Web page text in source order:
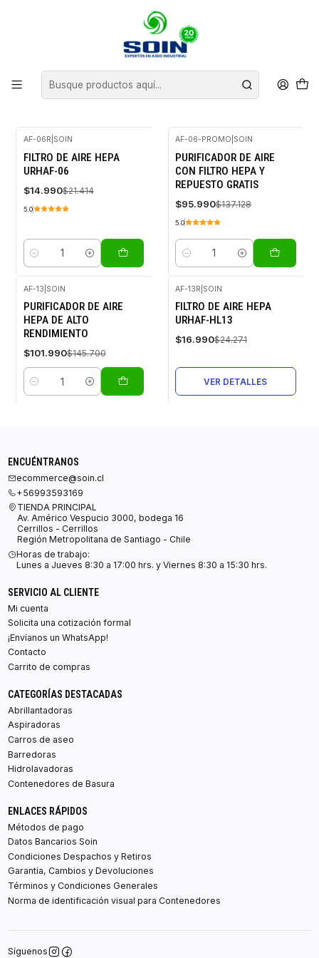
CLIMATIZACION PURIFICADORES DE AIRE
PURIFICADORES DE AIRE
FILTROS
-30%
OFF
AF-06R SOIN
FILTRO DE AIRE HEPA
URHAF-06
$14.990$21.414
5.0
Cantidad
-30%
OFF
AF-06-PROMO SOIN
PURIFICADOR DE AIRE
CON FILTRO HEPA Y
REPUESTO GRATIS
$95.990$137.128
5.0
Cantidad
-30%
OFF
AF-13 SOIN
PURIFICADOR DE AIRE
HEPA DE ALTO
RENDIMIENTO
$101.990$145.700
Cantidad
-30%
OFF
AF-13R SOIN
FILTRO DE AIRE HEPA
URHAF-HL13
$16.990$24.271
VER DETALLES
ENCUÉNTRANOS
ecommerce@soin.cl
+56993593169
TIENDA PRINCIPAL
Av. Américo Vespucio 3000, bodega 16
Cerrillos - Cerrillos
Región Metropolitana de Santiago - Chile
Horas de trabajo:
Lunes a Jueves 8:30 a 17:00 hrs. y Viernes 8:30 a 15:30 hrs.
SERVICIO AL CLIENTE
Mi cuenta
Solicita una cotización formal
¡Envíanos un WhatsApp!
Contacto
Carrito de compras
CATEGORÍAS DESTACADAS
Abrillantadoras
Aspiradoras
Carros de aseo
Barredoras
Hidrolavadoras
Contenedores de Basura
ENLACES RÁPIDOS
Métodos de pago
Datos Bancarios Soin
Condiciones Despachos y Retiros
Garantía, Cambios y Devoluciones
Términos y Condiciones Generales
Norma de identificación visual para Contenedores
Síguenos